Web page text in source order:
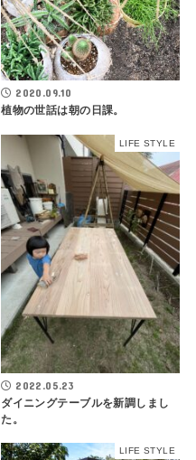
2020.09.10
植物の世話は朝の日課。
LIFE STYLE
2022.05.23
ダイニングテーブルを新調しまし
た。
LIFE STYLE